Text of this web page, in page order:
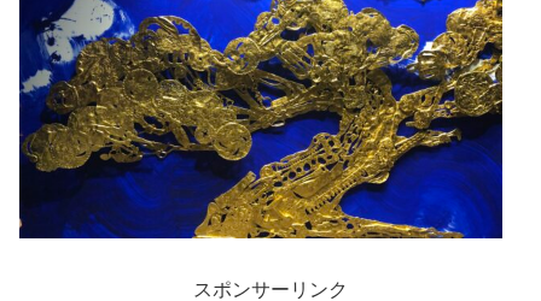
スポンサーリンク